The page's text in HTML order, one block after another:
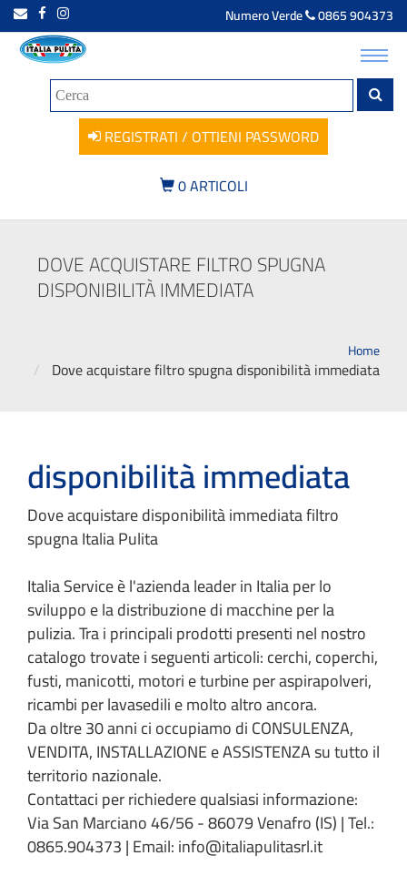
Numero Verde 0865 904373
REGISTRATI / OTTIENI PASSWORD
0ARTICOLI
DOVE ACQUISTARE FILTRO SPUGNA
DISPONIBILITÀ IMMEDIATA
Home
Dove acquistare filtro spugna disponibilità immediata
disponibilità immediata
Dove acquistare disponibilità immediata filtro
spugna Italia Pulita
Italia Service è l'azienda leader in Italia per lo
sviluppo e la distribuzione di macchine per la
pulizia. Tra i principali prodotti presenti nel nostro
catalogo trovate i seguenti articoli: cerchi, coperchi,
fusti, manicotti, motori e turbine per aspirapolveri,
ricambi per lavasedili e molto altro ancora.
Da oltre 30 anni ci occupiamo di CONSULENZA,
VENDITA, INSTALLAZIONE e ASSISTENZA su tutto il
territorio nazionale.
Contattaci per richiedere qualsiasi informazione:
Via San Marciano 46/56 - 86079 Venafro (IS) | Tel.:
0865.904373 | Email: info@italiapulitasrl.it